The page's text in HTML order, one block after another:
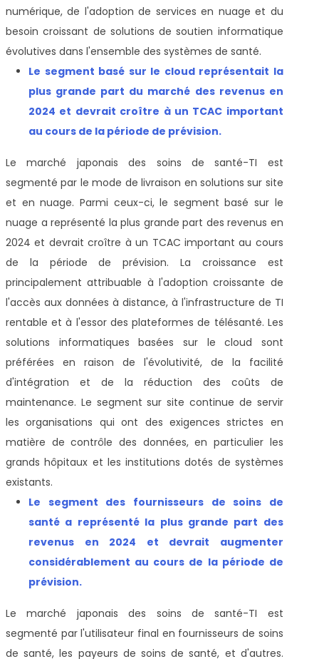
numérique, de l'adoption de services en nuage et du
besoin croissant de solutions de soutien informatique
évolutives dans l'ensemble des systèmes de santé.
Le segment basé sur le cloud représentait la
plus grande part du marché des revenus en
2024 et devrait croître à un TCAC important
au cours de la période de prévision.
Le marché japonais des soins de santé-TI est
segmenté par le mode de livraison en solutions sur site
et en nuage. Parmi ceux-ci, le segment basé sur le
nuage a représenté la plus grande part des revenus en
2024 et devrait croître à un TCAC important au cours
de la période de prévision. La croissance est
principalement attribuable à l'adoption croissante de
l'accès aux données à distance, à l'infrastructure de TI
rentable et à l'essor des plateformes de télésanté. Les
solutions informatiques basées sur le cloud sont
préférées en raison de l'évolutivité, de la facilité
d'intégration et de la réduction des coûts de
maintenance. Le segment sur site continue de servir
les organisations qui ont des exigences strictes en
matière de contrôle des données, en particulier les
grands hôpitaux et les institutions dotés de systèmes
existants.
Le segment des fournisseurs de soins de
santé a représenté la plus grande part des
revenus en 2024 et devrait augmenter
considérablement au cours de la période de
prévision.
Le marché japonais des soins de santé-TI est
segmenté par l'utilisateur final en fournisseurs de soins
de santé, les payeurs de soins de santé, et d'autres.